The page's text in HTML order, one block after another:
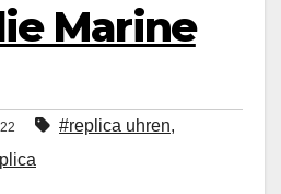
Marine
#replica uhren,